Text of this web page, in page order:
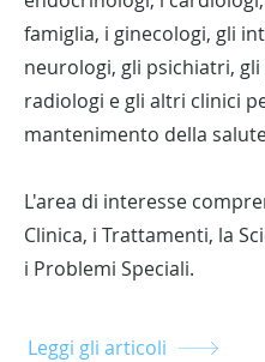
famiglia, i ginecologi, gli
neurologi, gli psichiatri, gli
radiologi e gli altri clinici
mantenimento della
L'area di interesse
Clinica, i Trattamenti, la
i Problemi Speciali.
Leggi gli articoli